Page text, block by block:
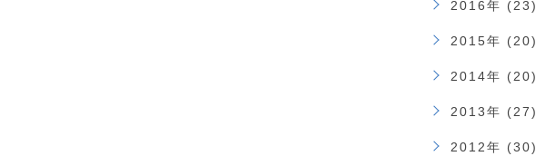
2016年 (23)
2015年 (20)
2014年 (20)
2013年 (27)
2012年 (30)